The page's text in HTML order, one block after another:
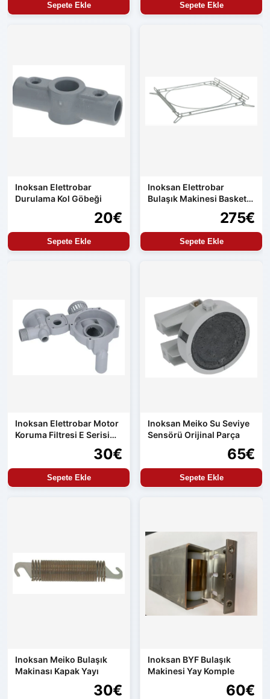
Sepete Ekle Sepete Ekle
Inoksan Elettrobar
Durulama Kol Göbeği
20€
Sepete Ekle
Inoksan Elettrobar
Bulaşık Makinesi Basket
275€
Sepete Ekle
Inoksan Elettrobar Motor
Koruma Filtresi E Serisi
30€
Sepete Ekle
Inoksan Meiko Su Seviye
Sensörü Orijinal Parça
65€
Sepete Ekle
Inoksan Meiko Bulaşık
Makinası Kapak Yayı
30€
Inoksan BYF Bulaşık
Makinesi Yay Komple
60€